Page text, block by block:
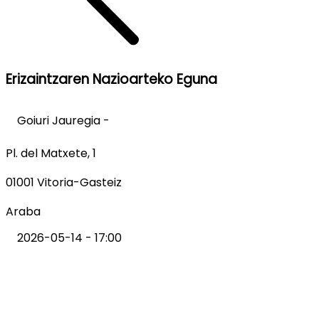
Erizaintzaren Nazioarteko Eguna
Goiuri Jauregia -
Pl. del Matxete, 1
01001 Vitoria-Gasteiz
Araba
2026-05-14 - 17:00